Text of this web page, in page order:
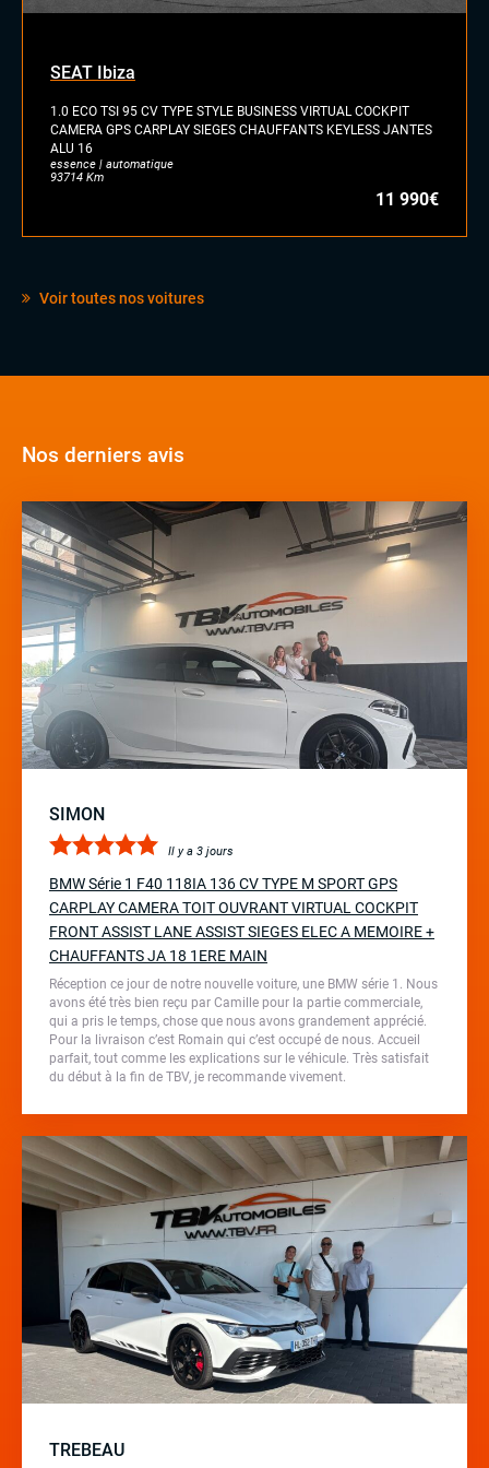
SEAT Ibiza
1.0 ECO TSI 95 CV TYPE STYLE BUSINESS VIRTUAL COCKPIT
CAMERA GPS CARPLAY SIEGES CHAUFFANTS KEYLESS JANTES
ALU 16
essence | automatique
93714 Km
11 990€
Voir toutes nos voitures
Nos derniers avis
SIMON
Il y a 3 jours
BMW Série 1 F40 118IA 136 CV TYPE M SPORT GPS
CARPLAY CAMERA TOIT OUVRANT VIRTUAL COCKPIT
FRONT ASSIST LANE ASSIST SIEGES ELEC A MEMOIRE +
CHAUFFANTS JA 18 1ERE MAIN
Réception ce jour de notre nouvelle voiture, une BMW série 1. Nous
avons été très bien reçu par Camille pour la partie commerciale,
qui a pris le temps, chose que nous avons grandement apprécié.
Pour la livraison c’est Romain qui c’est occupé de nous. Accueil
parfait, tout comme les explications sur le véhicule. Très satisfait
du début à la fin de TBV, je recommande vivement.
TREBEAU